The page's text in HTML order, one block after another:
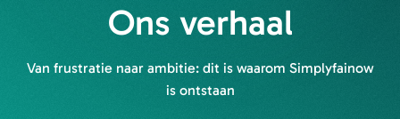
Ons verhaal
Van frustratie naar ambitie: dit is waarom Simplyfainow
is ontstaan